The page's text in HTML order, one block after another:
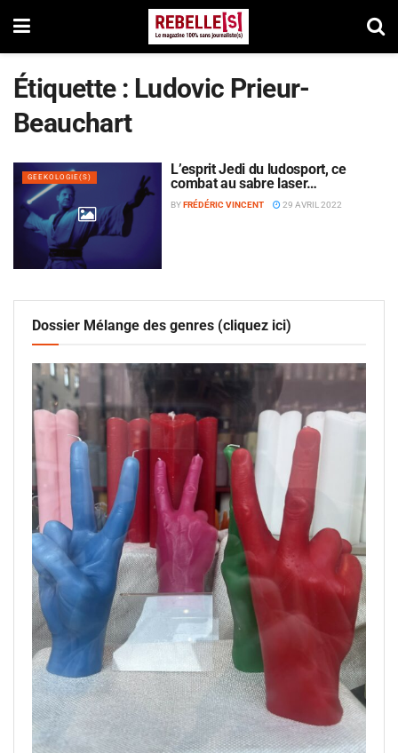
Étiquette : Ludovic Prieur-
Beauchart
GEEKOLOGIE(S)
L’esprit Jedi du ludosport, ce
combat au sabre laser…
BYFRÉDÉRIC VINCENT 29 AVRIL 2022
Dossier Mélange des genres (cliquez ici)